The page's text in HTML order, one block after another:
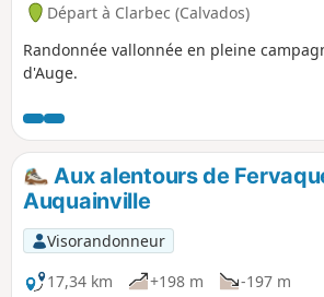
Départ à Clarbec (Calvados)
Randonnée vallonnée en pleine
d'Auge.
Aux alentours de
Auquainville
Visorandonneur
17,34 km
+198 m
-197 m